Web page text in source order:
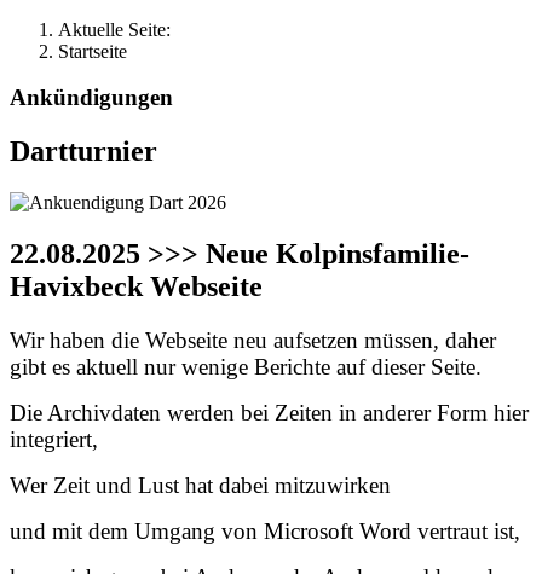
Aktuelle Seite:
Startseite
Ankündigungen
Dartturnier
22.08.2025 >>> Neue Kolpinsfamilie-
Havixbeck Webseite
Wir haben die Webseite neu aufsetzen müssen, daher
gibt es aktuell nur wenige Berichte auf dieser Seite.
Die Archivdaten werden bei Zeiten in anderer Form hier
integriert,
Wer Zeit und Lust hat dabei mitzuwirken
und mit dem Umgang von Microsoft Word vertraut ist,